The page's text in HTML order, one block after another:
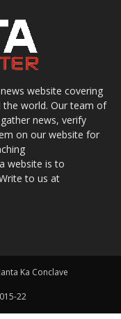
website covering
world. Our team of
news, verify
on our website for
website is to
to us at
Janta Ka Conclave
22